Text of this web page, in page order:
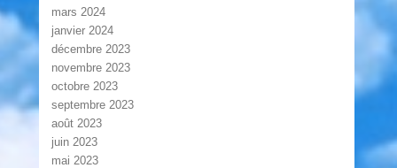
mars 2024
janvier 2024
décembre 2023
novembre 2023
octobre 2023
septembre 2023
août 2023
juin 2023
mai 2023